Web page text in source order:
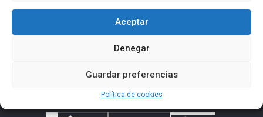
Aceptar
Denegar
Guardar preferencias
Política de cookies